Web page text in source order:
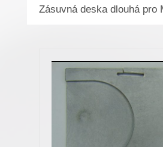
Zásuvná deska dlouhá pro